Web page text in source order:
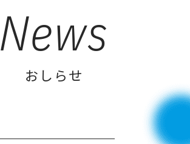
News
おしらせ